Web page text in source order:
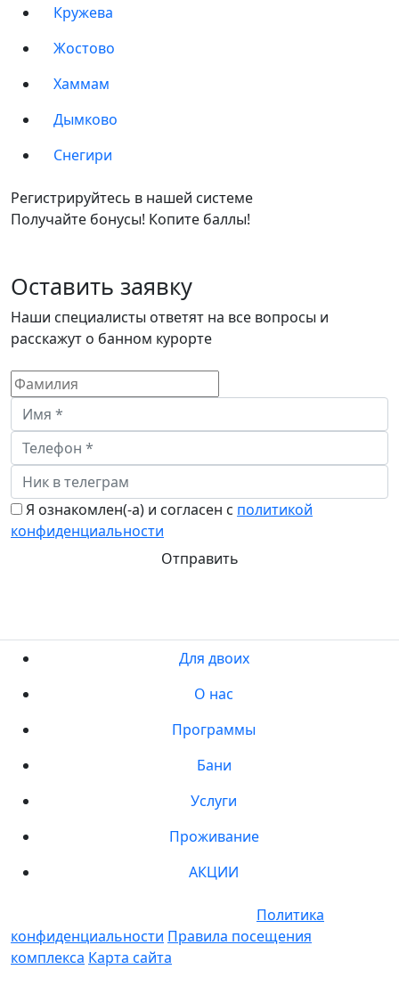
Кружева
Жостово
Хаммам
Дымково
Снегири
Регистрируйтесь в нашей системе
Получайте бонусы! Копите баллы!
Оставить заявку
Наши специалисты ответят на все вопросы и
расскажут о банном курорте
Я ознакомлен(-а) и согласен с политикой
конфиденциальности
Отправить
Для двоих
О нас
Программы
Бани
Услуги
Проживание
АКЦИИ
Политика
конфиденциальности Правила посещения
комплекса Карта сайта